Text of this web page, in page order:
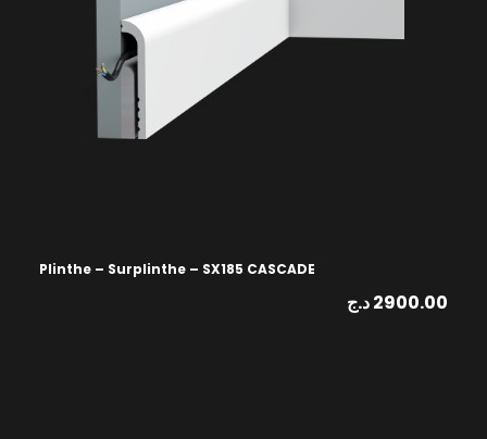
Plinthe – Surplinthe – SX185 CASCADE
2900.00د.ج